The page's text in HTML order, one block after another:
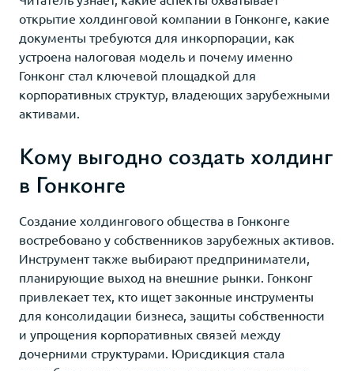
открытие холдинговой компании в Гонконге, какие
документы требуются для инкорпорации, как
устроена налоговая модель и почему именно
Гонконг стал ключевой площадкой для
корпоративных структур, владеющих зарубежными
активами.
Кому выгодно создать холдинг
в Гонконге
Создание холдингового общества в Гонконге
востребовано у собственников зарубежных активов.
Инструмент также выбирают предприниматели,
планирующие выход на внешние рынки. Гонконг
привлекает тех, кто ищет законные инструменты
для консолидации бизнеса, защиты собственности
и упрощения корпоративных связей между
дочерними структурами. Юрисдикция стала